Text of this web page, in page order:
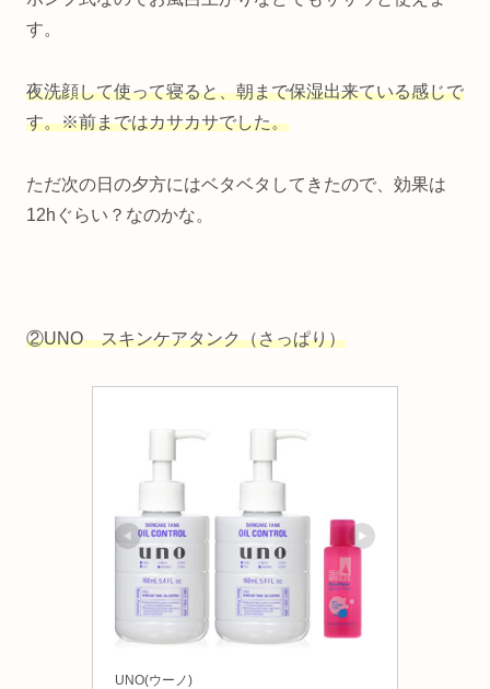
す。
夜洗顔して使って寝ると、朝まで保湿出来ている感じで
す。※前まではカサカサでした。
ただ次の日の夕方にはベタベタしてきたので、効果は
12hぐらい？なのかな。
②UNO スキンケアタンク（さっぱり）
UNO(ウーノ)